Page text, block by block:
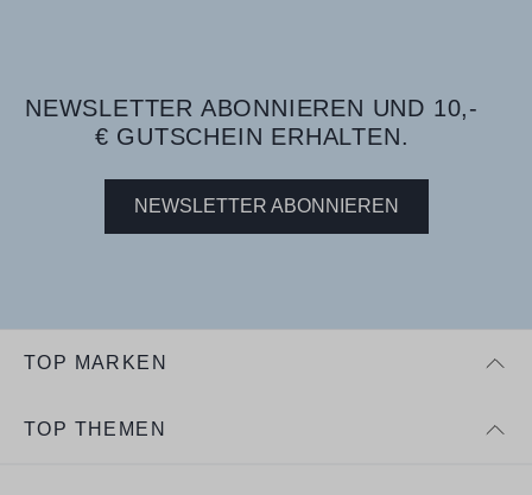
NEWSLETTER ABONNIEREN UND 10,-
€ GUTSCHEIN ERHALTEN.
NEWSLETTER ABONNIEREN
TOP MARKEN
TOP THEMEN